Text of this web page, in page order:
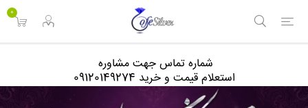
0
شماره تماس جهت مشاوره
استعلام قیمت و خرید 09120149274